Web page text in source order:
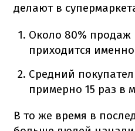
делают в
Около 80% продаж
приходится
Средний
примерно 15 раз в
В то же время в